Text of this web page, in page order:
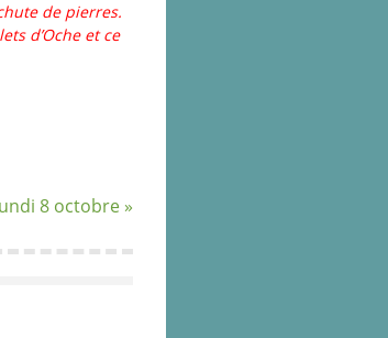
de pierres.
d’Oche et ce
8 octobre »